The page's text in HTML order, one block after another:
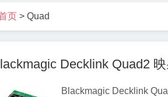
页 > Quad
Decklink Quad2
Blackmagic Decklink